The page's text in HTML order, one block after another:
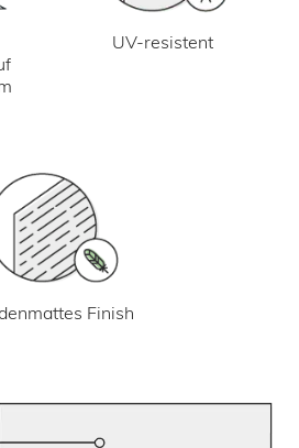
UV-resistent
Finish